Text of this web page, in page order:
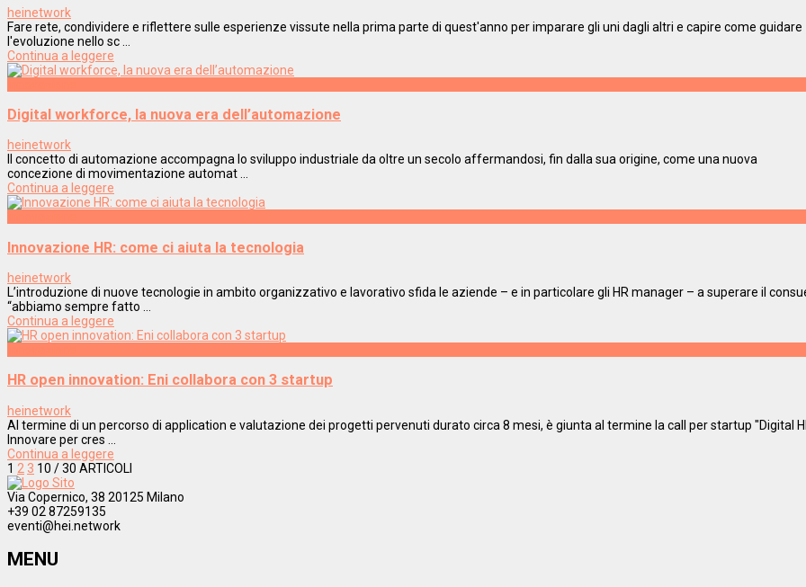
heinetwork
Fare rete, condividere e riflettere sulle esperienze vissute nella prima parte di quest'anno per imparare gli uni dagli altri e capire come guidare
l'evoluzione nello sc ...
Continua a leggere
Digital workforce, la nuova era dell’automazione
heinetwork
Il concetto di automazione accompagna lo sviluppo industriale da oltre un secolo affermandosi, fin dalla sua origine, come una nuova
concezione di movimentazione automat ...
Continua a leggere
Innovazione HR: come ci aiuta la tecnologia
heinetwork
L’introduzione di nuove tecnologie in ambito organizzativo e lavorativo sfida le aziende – e in particolare gli HR manager – a superare il
“abbiamo sempre fatto ...
Continua a leggere
HR open innovation: Eni collabora con 3 startup
heinetwork
Al termine di un percorso di application e valutazione dei progetti pervenuti durato circa 8 mesi, è giunta al termine la call per startup "Digital
Innovare per cres ...
Continua a leggere
1 2 3 10 / 30 ARTICOLI
Via Copernico, 38 20125 Milano
+39 02 87259135
eventi@hei.network
MENU